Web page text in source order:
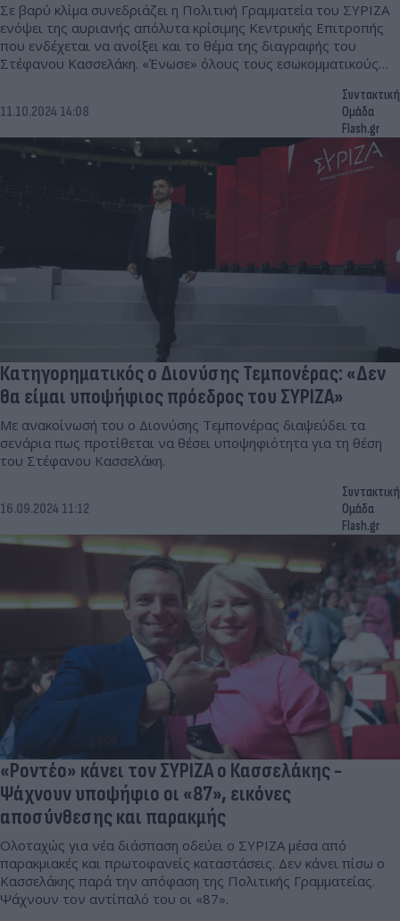
Σε βαρύ κλίμα συνεδριάζει η Πολιτική Γραμματεία του ΣΥΡΙΖΑ
ενόψει της αυριανής απόλυτα κρίσιμης Κεντρικής Επιτροπής
που ενδέχεται να ανοίξει και το θέμα της διαγραφής του
Στέφανου Κασσελάκη. «Ένωσε» όλους τους εσωκομματικούς
11.10.2024 14:08
Συντακτική
Ομάδα
Flash.gr
Κατηγορηματικός ο Διονύσης Τεμπονέρας: «Δεν
θα είμαι υποψήφιος πρόεδρος του ΣΥΡΙΖΑ»
Με ανακοίνωσή του ο Διονύσης Τεμπονέρας διαψεύδει τα
σενάρια πως προτίθεται να θέσει υποψηφιότητα για τη θέση
του Στέφανου Κασσελάκη.
16.09.2024 11:12
Συντακτική
Ομάδα
Flash.gr
«Ροντέο» κάνει τον ΣΥΡΙΖΑ ο Κασσελάκης -
Ψάχνουν υποψήφιο οι «87», εικόνες
αποσύνθεσης και παρακμής
Ολοταχώς για νέα διάσπαση οδεύει ο ΣΥΡΙΖΑ μέσα από
παρακμιακές και πρωτοφανείς καταστάσεις. Δεν κάνει πίσω ο
Κασσελάκης παρά την απόφαση της Πολιτικής Γραμματείας.
Ψάχνουν τον αντίπαλό του οι «87».